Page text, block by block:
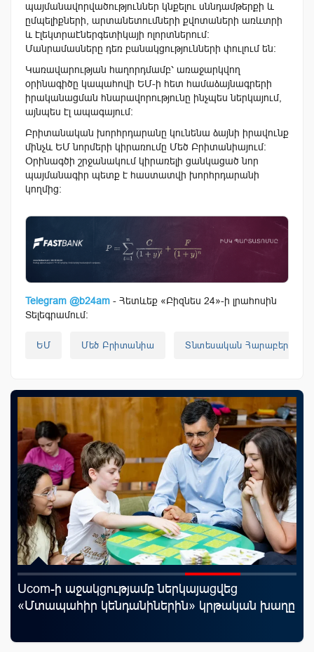
պայմանավորվածություններ կնքելու սննդամթերքի և
ըմպելիքների, արտանետումների քվոտաների առևտրի
և էլեկտրաէներգետիկայի ոլորտներում։
Մանրամասները դեռ բանակցությունների փուլում են։
Կառավարության հաղորդմամբ՝ առաջարկվող
օրինագիծը կապահովի ԵՄ-ի հետ համաձայնագրերի
իրականացման հնարավորությունը ինչպես ներկայում,
այնպես էլ ապագայում։
Բրիտանական խորհրդարանը կունենա ձայնի իրավունք
մինչև ԵՄ նորմերի կիրառումը Մեծ Բրիտանիայում։
Օրինագծի շրջանակում կիրառելի ցանկացած նոր
պայմանագիր պետք է հաստատվի խորհրդարանի
կողմից։
Telegram @b24am - Հետևեք «Բիզնես 24»-ի լրահոսին
Տելեգրամում:
ԵՄ Մեծ Բրիտանիա Տնտեսական
Ucom-ի աջակցությամբ ներկայացվեց
«Մտապահիր կենդանիներին» կրթական խաղը